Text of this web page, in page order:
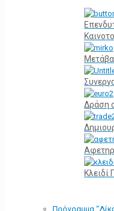
Δράση
Κλειδί
Πρόγραμμα